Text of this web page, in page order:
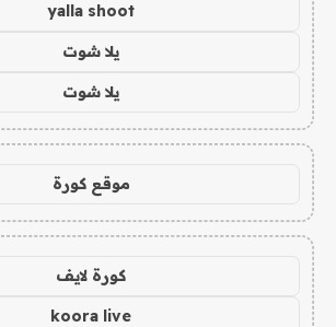
yalla shoot
يلا شوت
يلا شوت
موقع كورة
كورة لايف
koora live